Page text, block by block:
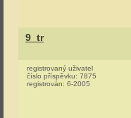
9_tr
registrovaný uživatel
číslo příspěvku: 7875
registrován: 6-2005